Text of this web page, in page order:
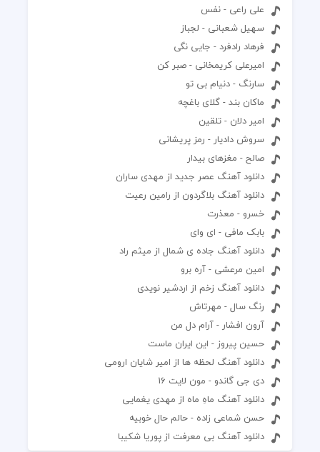
علی راعی - نفس
سهیل شعبانی - لجباز
فرهاد رادفرد - جایی نگی
امیرعلی کریمخانی - صبر کن
سارنگ - دنیام بی تو
ماکان بند - گلای باغچه
امیر دلان - تلقین
سروش دادیار - رمز پریشانی
صالح - مغزهای بیدار
دانلود آهنگ عصر جدید از مهدی ساران
دانلود آهنگ بلاگردون از رامین رعیت
خسرو - معذرت
بابک مافی - ای وای
دانلود آهنگ جاده ی شمال از میثم راد
امین مرعشی - آره برو
دانلود آهنگ زخم از اردشیر نویدی
رنگ سال - مهرتاش
آرون افشار - آرام دل من
حسین پیروز - این ایران ماست
دانلود آهنگ لحظه ها از امیر شایان ارومی
دی جی گاندو - مون لایت 16
دانلود آهنگ ماهِ ماه از مهدی یغمایی
حسن شماعی زاده - حالم حال خوبیه
دانلود آهنگ بی معرفت از پوریا شکیبا